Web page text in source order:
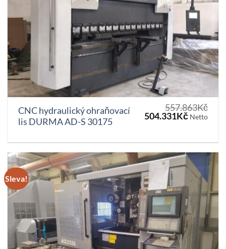
CNC hydraulický ohraňovací
lis DURMA AD-S 30175
557.863Kč
Původní
557.863Kč.
504.331KčAktuální
Netto
Sleva!